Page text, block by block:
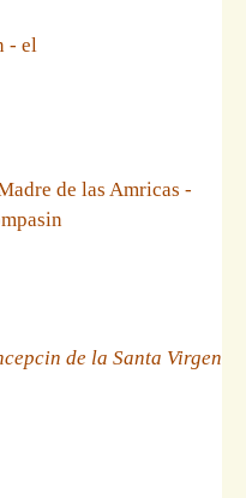
- el
de las Amricas -
de la Santa Virgen